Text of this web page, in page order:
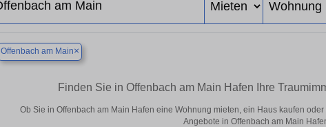
Offenbach am Main×
Finden Sie in Offenbach am Main Hafen Ihre
Ob Sie in Offenbach am Main Hafen eine Wohnung mieten, ein Haus kaufen
Angebote in Offenbach am Main